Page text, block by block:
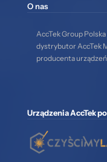
O nas
AccTek Group
dystrybutor AccTek
producenta
Urządzenia AccTek